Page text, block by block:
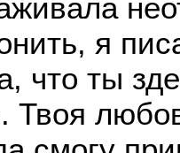
я
что ты
Твоя